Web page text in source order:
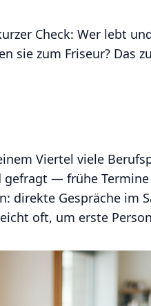
Check: Wer lebt
sie zum Friseur? Das
Viertel viele
gefragt — frühe
direkte Gespräche im
oft, um erste